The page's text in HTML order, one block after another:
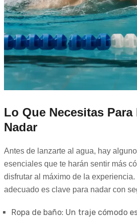
Lo Que Necesitas Para
Nadar
Antes de lanzarte al agua, hay
esenciales que te harán sentir más
disfrutar al máximo de la
adecuado es clave para nadar con
Ropa de baño: Un traje cómodo